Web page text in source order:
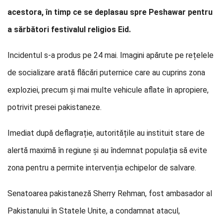
acestora, în timp ce se deplasau spre Peshawar pentru
a sărbători festivalul religios Eid.
Incidentul s-a produs pe 24 mai. Imagini apărute pe rețelele
de socializare arată flăcări puternice care au cuprins zona
exploziei, precum și mai multe vehicule aflate în apropiere,
potrivit presei pakistaneze.
Imediat după deflagrație, autoritățile au instituit stare de
alertă maximă în regiune și au îndemnat populația să evite
zona pentru a permite intervenția echipelor de salvare.
Senatoarea pakistaneză Sherry Rehman, fost ambasador al
Pakistanului în Statele Unite, a condamnat atacul,